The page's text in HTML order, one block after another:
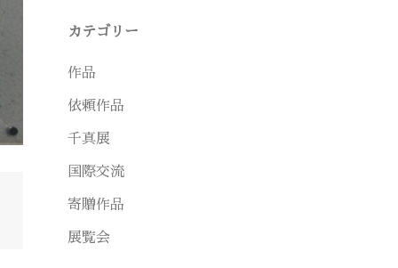
カテゴリー
作品
依頼作品
千真展
国際交流
寄贈作品
展覧会